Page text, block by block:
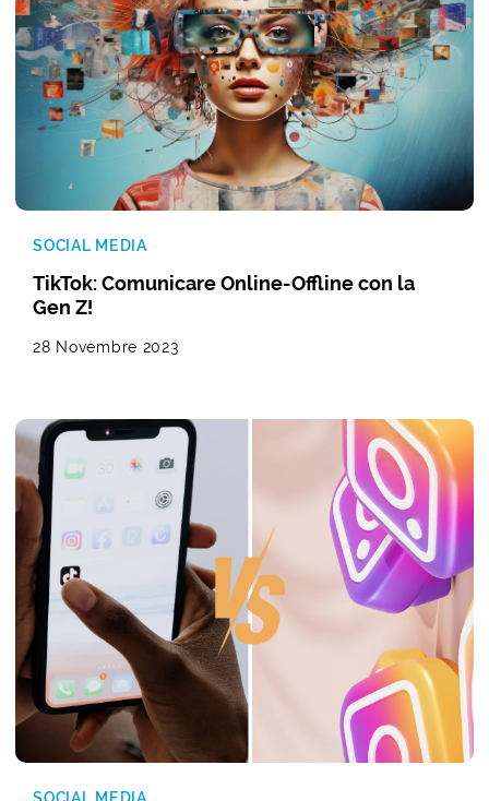
SOCIAL MEDIA
TikTok: Comunicare Online-Offline con la
Gen Z!
28 Novembre 2023